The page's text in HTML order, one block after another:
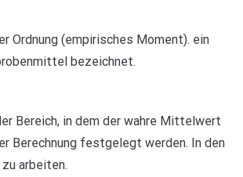
(empirisches Moment). ein
bezeichnet.
Bereich, in dem der wahre Mittelwert
Berechnung festgelegt werden. In den
arbeiten.